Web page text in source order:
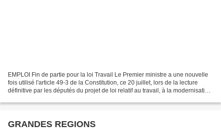
EMPLOI Fin de partie pour la loi Travail Le Premier ministre a une nouvelle
fois utilisé l'article 49-3 de la Constitution, ce 20 juillet, lors de la lecture
définitive par les députés du projet de loi relatif au travail, à la modernisation
GRANDES REGIONS